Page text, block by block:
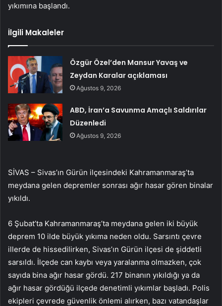
yıkımına başlandı.
İlgili Makaleler
Özgür Özel’den Mansur Yavaş ve
Zeydan Karalar açıklaması
Ağustos 9, 2026
ABD, İran’a Savunma Amaçlı Saldırılar
Düzenledi
Ağustos 9, 2026
SİVAS – Sivas’ın Gürün ilçesindeki Kahramanmaraş’ta
meydana gelen depremler sonrası ağır hasar gören binalar
yıkıldı.
6 Şubat’ta Kahramanmaraş’ta meydana gelen iki büyük
deprem 10 ilde büyük yıkıma neden oldu. Sarsıntı çevre
illerde de hissedilirken, Sivas’ın Gürün ilçesi de şiddetli
sarsıldı. İlçede can kaybı veya yaralanma olmazken, çok
sayıda bina ağır hasar gördü. 217 binanın yıkıldığı ya da
ağır hasar gördüğü ilçede denetimli yıkımlar başladı. Polis
ekipleri çevrede güvenlik önlemi alırken, bazı vatandaşlar